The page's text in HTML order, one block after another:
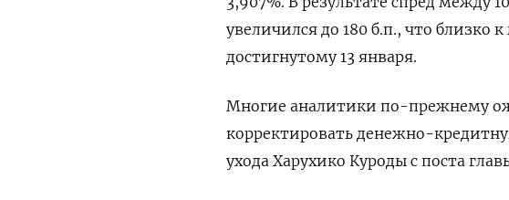
увеличился до 180 б.п., что близко
достигнутому 13 января.
Многие аналитики по-прежнему
корректировать денежно-
ухода Харухико Куроды с поста